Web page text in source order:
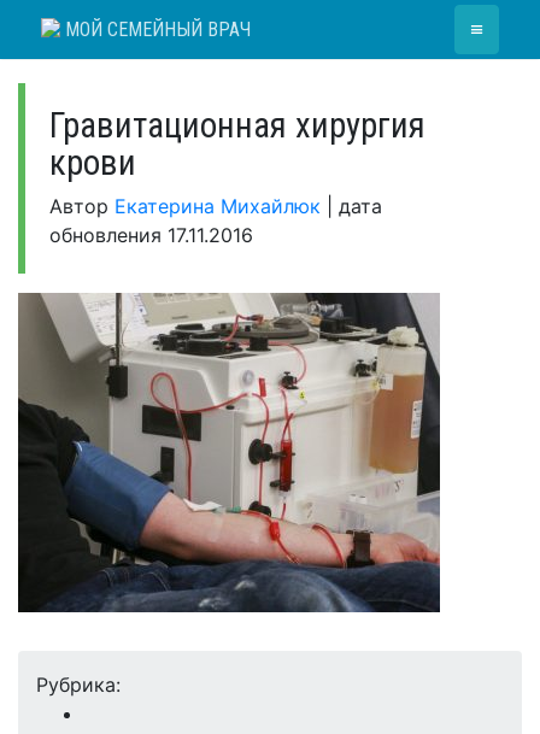
МОЙ СЕМЕЙНЫЙ ВРАЧ ≡
Гравитационная хирургия
крови
Автор Екатерина Михайлюк
дата
обновления 17.11.2016
Рубрика: